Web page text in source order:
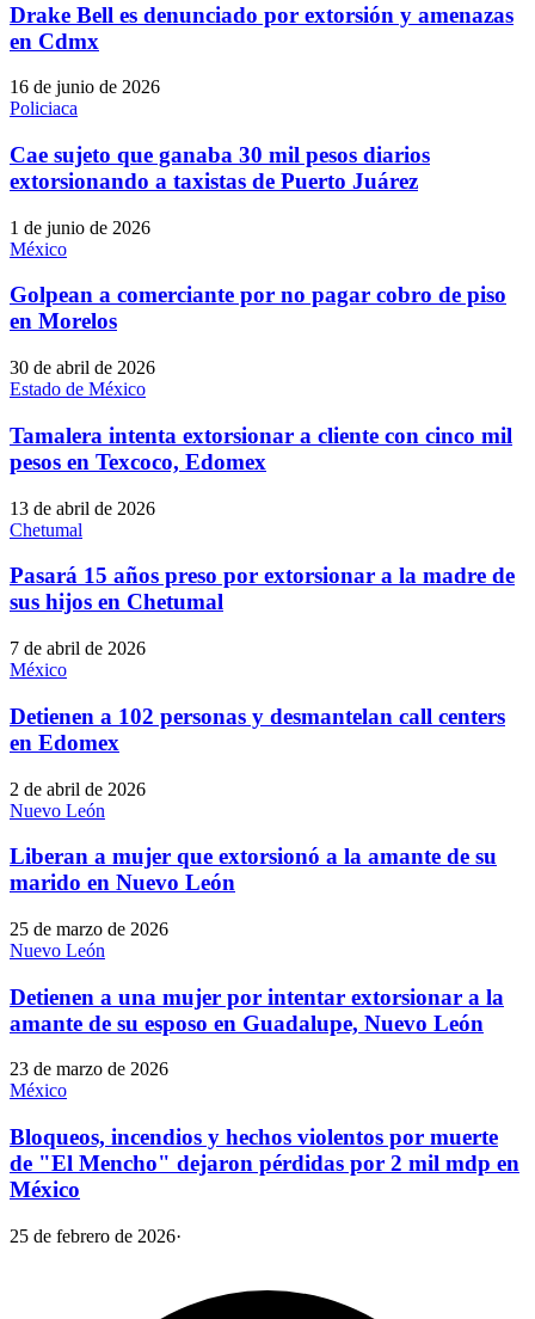
Drake Bell es denunciado por extorsión y amenazas
en Cdmx
16 de junio de 2026
Policiaca
Cae sujeto que ganaba 30 mil pesos diarios
extorsionando a taxistas de Puerto Juárez
1 de junio de 2026
México
Golpean a comerciante por no pagar cobro de piso
en Morelos
30 de abril de 2026
Estado de México
Tamalera intenta extorsionar a cliente con cinco mil
pesos en Texcoco, Edomex
13 de abril de 2026
Chetumal
Pasará 15 años preso por extorsionar a la madre de
sus hijos en Chetumal
7 de abril de 2026
México
Detienen a 102 personas y desmantelan call centers
en Edomex
2 de abril de 2026
Nuevo León
Liberan a mujer que extorsionó a la amante de su
marido en Nuevo León
25 de marzo de 2026
Nuevo León
Detienen a una mujer por intentar extorsionar a la
amante de su esposo en Guadalupe, Nuevo León
23 de marzo de 2026
México
Bloqueos, incendios y hechos violentos por muerte
de "El Mencho" dejaron pérdidas por 2 mil mdp en
México
25 de febrero de 2026·